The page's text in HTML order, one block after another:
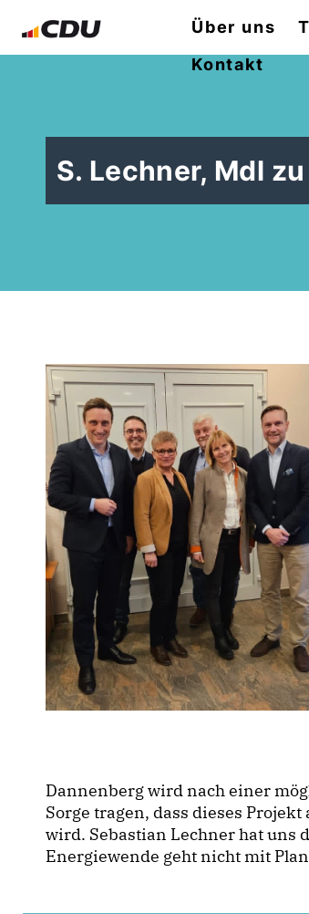
Über uns
Kontakt
S. Lechner, Mdl
Dannenberg wird nach einer
Sorge tragen, dass dieses
wird. Sebastian Lechner hat uns
Energiewende geht nicht mit